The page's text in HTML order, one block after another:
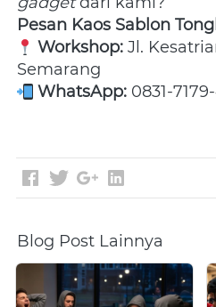
Pesan Kaos Sablon
Workshop: Jl.
Semarang
WhatsApp: 0831-
Blog Post Lainnya